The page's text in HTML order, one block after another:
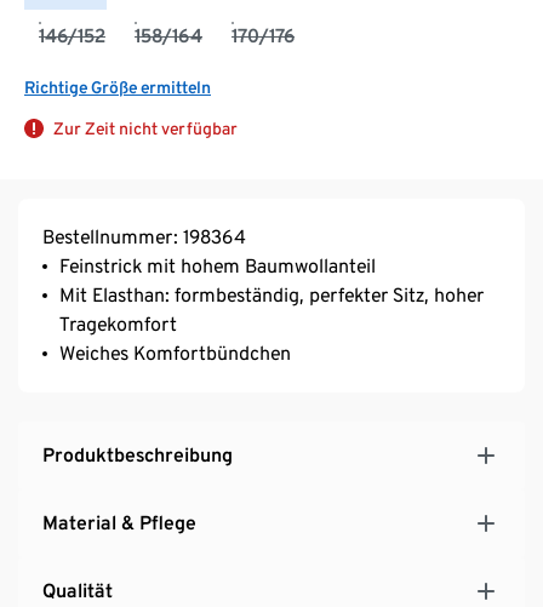
146/152 158/164 170/176
Richtige Größe ermitteln
Zur Zeit nicht verfügbar
Bestellnummer: 198364
Feinstrick mit hohem Baumwollanteil
Mit Elasthan: formbeständig, perfekter Sitz, hoher
Tragekomfort
Weiches Komfortbündchen
Produktbeschreibung
Material & Pflege
Qualität